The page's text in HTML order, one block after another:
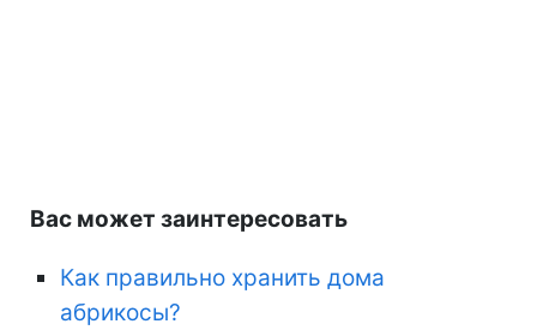
Вас может заинтересовать
Как правильно хранить дома
абрикосы?